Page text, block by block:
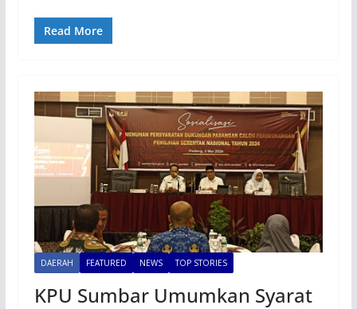
Read More
DAERAH FEATURED NEWS TOP STORIES
KPU Sumbar Umumkan Syarat